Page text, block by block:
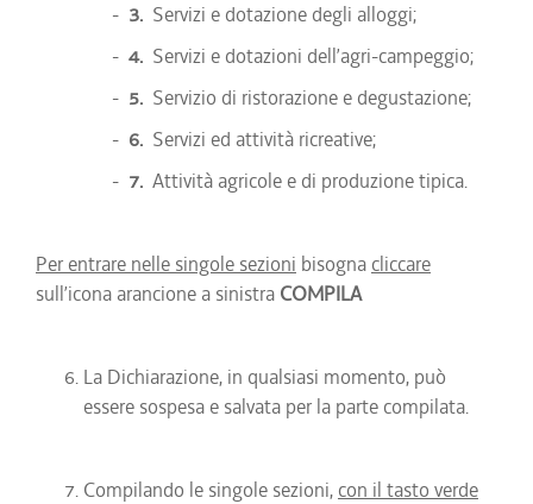
- 3. Servizi e dotazione degli alloggi;
- 4. Servizi e dotazioni dell’agri-campeggio;
- 5. Servizio di ristorazione e degustazione;
- 6. Servizi ed attività ricreative;
- 7. Attività agricole e di produzione tipica.
Per entrare nelle singole sezioni bisogna cliccare
sull’icona arancione a sinistra COMPILA
La Dichiarazione, in qualsiasi momento, può
essere sospesa e salvata per la parte compilata.
Compilando le singole sezioni, con il tasto verde